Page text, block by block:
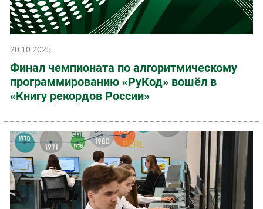
20.10.2025
Финал чемпионата по алгоритмическому
программированию «РуКод» вошёл в
«Книгу рекордов России»